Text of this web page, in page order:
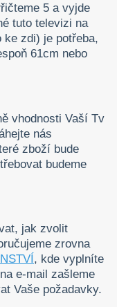
5 a vyjde
tuto televizi na
ke zdi) je potřeba,
61cm nebo
vhodnosti Vaší Tv
nás
zboží bude
budeme
jak zvolit
zrovna
, kde vyplníte
e-mail zašleme
Vaše požadavky.